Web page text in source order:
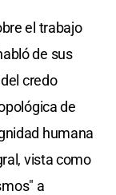
el trabajo
de sus
credo
de
humana
vista como
a